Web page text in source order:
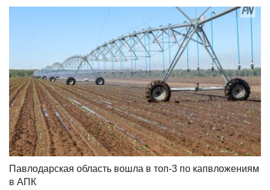
Павлодарская область вошла в топ-3 по капвложениям
в АПК